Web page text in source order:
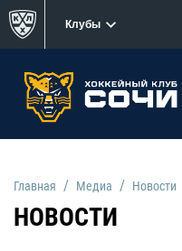
Клубы
Главная Медиа Новости
НОВОСТИ